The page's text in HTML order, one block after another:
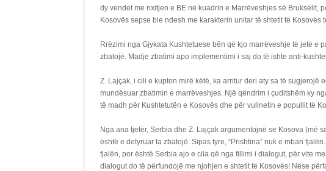
dy vendet me nxitjen e BE në kuadrin e Marrëveshjes së Brukselit,
Kosovës sepse bie ndesh me karakterin unitar të shtetit të Kosovës
Rrëzimi nga Gjykata Kushtetuese bën që kjo marrëveshje të jetë e
zbatojë. Madje zbatimi apo implementimi i saj do të ishte anti-
Z. Lajçak, i cili e kupton mirë këtë, ka arritur deri aty sa të sugjerojë
mundësuar zbatimin e marrëveshjes. Një qëndrim i çuditshëm ky
të madh për Kushtetutën e Kosovës dhe për vullnetin e popullit të
Nga ana tjetër, Serbia dhe Z. Lajçak argumentojnë se Kosova (më
është e detyruar ta zbatojë. Sipas tyre, “Prishtina” nuk e mban
fjalën, por është Serbia ajo e cila që nga fillimi i dialogut, për vite
dialogut do të përfundojë me njohjen e shtetit të Kosovës! Nëse